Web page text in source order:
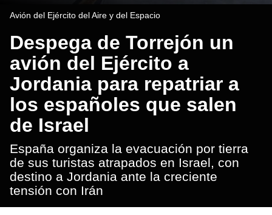
Avión del Ejército del Aire y del Espacio
Despega de Torrejón un
avión del Ejército a
Jordania para repatriar a
los españoles que salen
de Israel
España organiza la evacuación por tierra
de sus turistas atrapados en Israel, con
destino a Jordania ante la creciente
tensión con Irán